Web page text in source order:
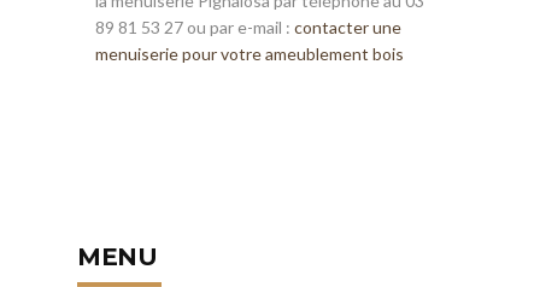
89 81 53 27 ou par e-mail : contacter une
menuiserie pour votre ameublement bois
MENU